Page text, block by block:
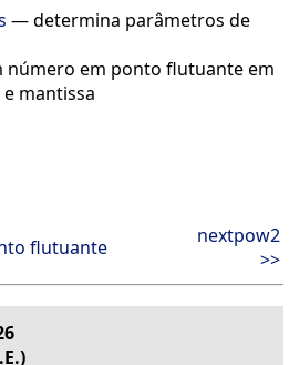
— determina parâmetros de
em ponto flutuante em
mantissa
flutuante
nextpow2
>>